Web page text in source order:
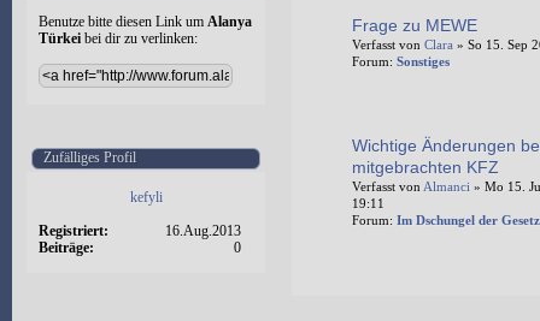
Benutze bitte diesen Link um Alanya
Türkei bei dir zu verlinken:
Zufälliges Profil
kefyli
Registriert:
16.Aug.2013
Beiträge:
0
Frage zu MEWE
Verfasst von Clara » So 15. Sep
Forum: Sonstiges
Wichtige Änderungen
mitgebrachten KFZ
Verfasst von Almanci » Mo 15.
19:11
Forum: Im Dschungel der